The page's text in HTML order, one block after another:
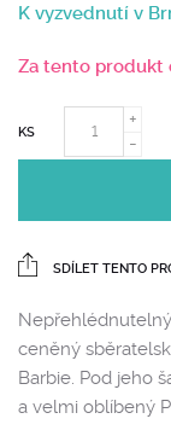
K vyzvednutí v
Za tento produkt
KS
SDÍLET TENTO
ceněný
Barbie. Pod jeho
a velmi oblíbený